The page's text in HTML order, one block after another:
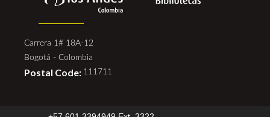
Carrera 1# 18A-12
Bogotá - Colombia
Postal Code: 111711